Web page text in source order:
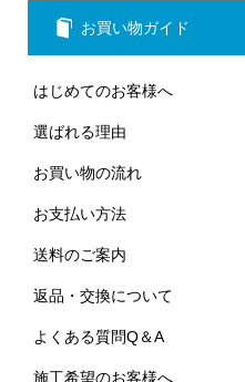
お買い物ガイド
はじめてのお客様へ
選ばれる理由
お買い物の流れ
お支払い方法
送料のご案内
返品・交換について
よくある質問Q＆A
施工希望のお客様へ